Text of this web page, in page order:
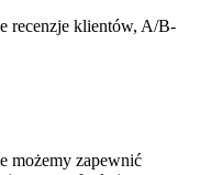
recenzje klientów, A/B-
możemy zapewnić